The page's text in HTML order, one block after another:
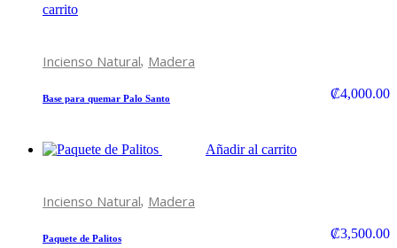
carrito
Incienso Natural, Madera
Base para quemar Palo Santo ₡4,000.00
Añadir al carrito
Incienso Natural, Madera
Paquete de Palitos ₡3,500.00